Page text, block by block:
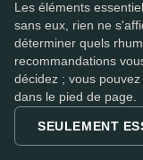
© 2026 RumX
RumX® est une marque de
Mentions légales
Préférences en
Les éléments
sans eux, rien ne
déterminer quels
recommandations
décidez ; vous
dans le pied de page.
SEULEMENT